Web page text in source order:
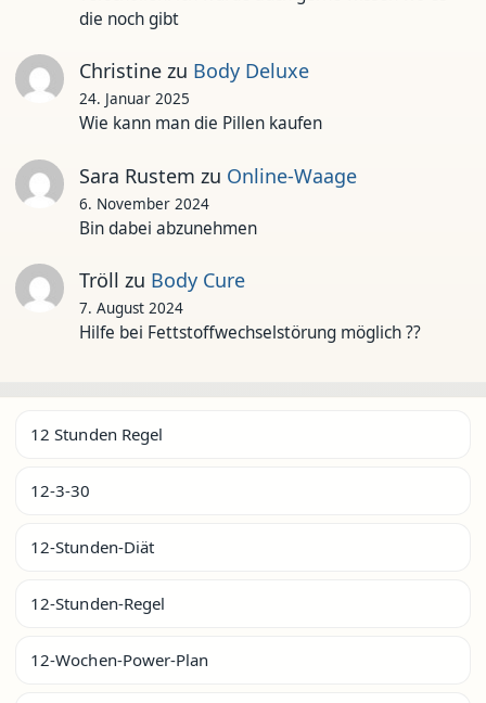
die noch gibt
Christinezu Body Deluxe
24. Januar 2025
Wie kann man die Pillen kaufen
Sara Rustem zu Online-Waage
6. November 2024
Bin dabei abzunehmen
Tröll zu Body Cure
7. August 2024
Hilfe bei Fettstoffwechselstörung möglich ??
12 Stunden Regel
12-3-30
12-Stunden-Diät
12-Stunden-Regel
12-Wochen-Power-Plan